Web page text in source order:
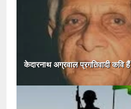
केदारनाथ अग्रवाल प्रगतिवादी कवि हैं